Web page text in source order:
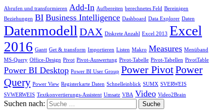
Abrufen und transformieren Add-In Aufbereiten berechnetes Feld Bereinigen
Beziehungen BI Business Intelligence Dashboard Data Explorer Daten
Datenmodell DAX Diskrete Anzahl Excel 2013 Excel
2016 Gantt Get & transform Importieren Listen Makro Measures Menüband
MS-Query Office-Design Pivot Pivot-Auswertung Pivot-Tabelle Pivot-Tabellen PivotTable
Power BI Desktop Power BI User Group Power PivotPower
Query Power View Registerkarte Daten Schnelleinblick SUMX SVERWEIS
SVWERWEIS Textkonvertierungs-Assistent Umsatz VBA Video Video2Brain
Suchen nach: